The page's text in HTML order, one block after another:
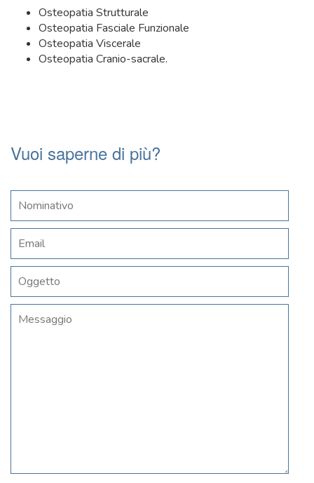
Osteopatia Strutturale
Osteopatia Fasciale Funzionale
Osteopatia Viscerale
Osteopatia Cranio-sacrale.
Vuoi saperne di più?